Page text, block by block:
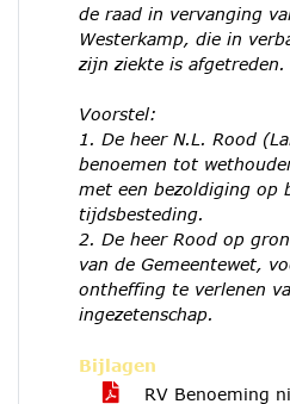
de raad in vervanging
Westerkamp, die in
zijn ziekte is afgetreden.
Voorstel:
1. De heer N.L. Rood
benoemen tot
met een bezoldiging op
tijdsbesteding.
2. De heer Rood op
van de Gemeentewet,
ontheffing te verlenen
ingezetenschap.
Bijlagen
RV Benoeming